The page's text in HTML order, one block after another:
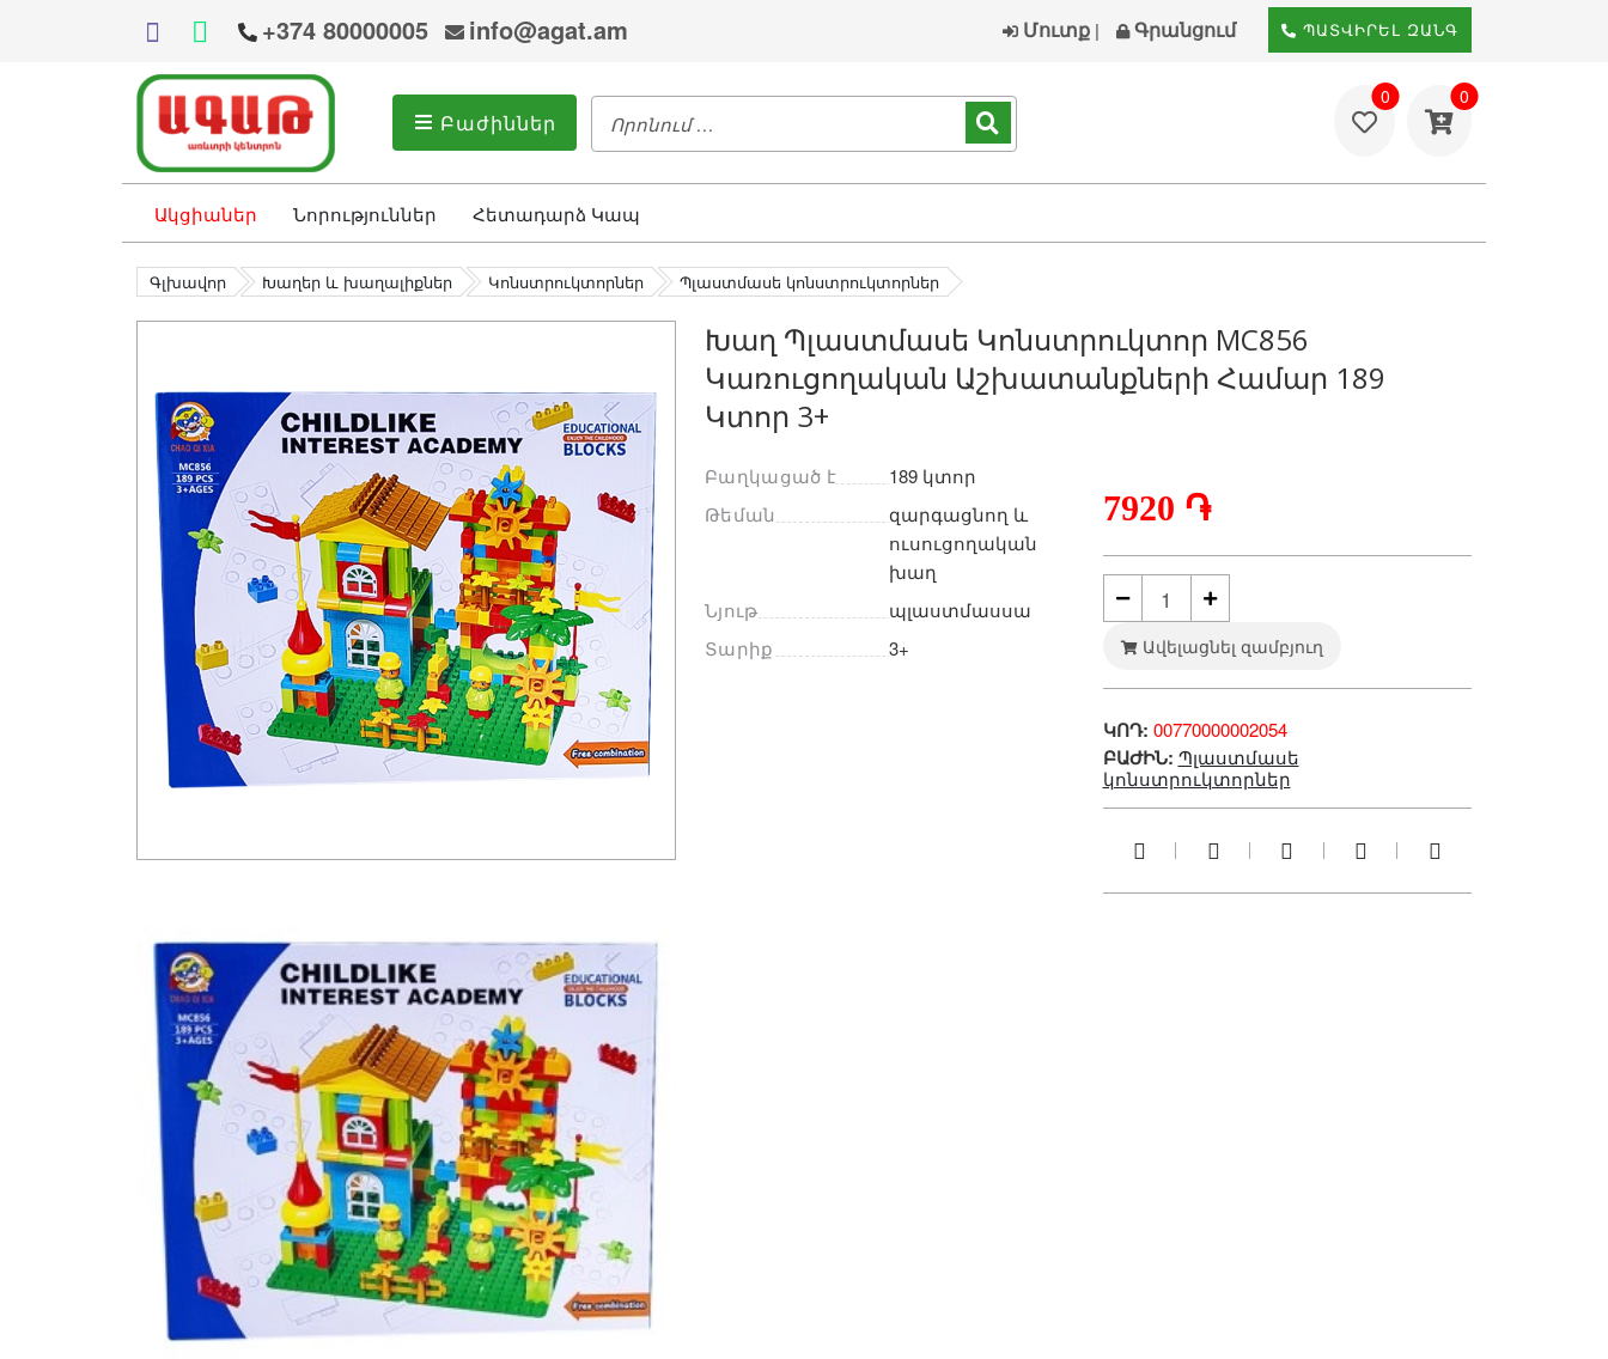
+374 80000005 info@agat.am Մուտք | Գրանցում ՊԱՏՎԻՐԵԼ ԶԱՆԳ
Բաժիններ
0 0
Ակցիաներ Նորություններ Հետադարձ Կապ
Գլխավոր Խաղեր և խաղալիքներ Կոնստրուկտորներ Պլաստմասե կոնստրուկտորներ
Խաղ Պլաստմասե Կոնստրուկտոր MC856
Կառուցողական Աշխատանքների Համար 189
Կտոր 3+
Բաղկացած է
189 կտոր
Թեման
զարգացնող և
ուսուցողական
խաղ
Նյութ
պլաստմասսա
Տարիք
3+
7920 ֏
Ավելացնել զամբյուղ
ԿՈԴ: 00770000002054
ԲԱԺԻՆ: Պլաստմասե
կոնստրուկտորներ